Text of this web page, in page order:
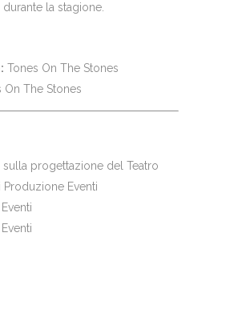
la stagione.
Tones On The Stones
On The Stones
sulla progettazione del Teatro
Produzione Eventi